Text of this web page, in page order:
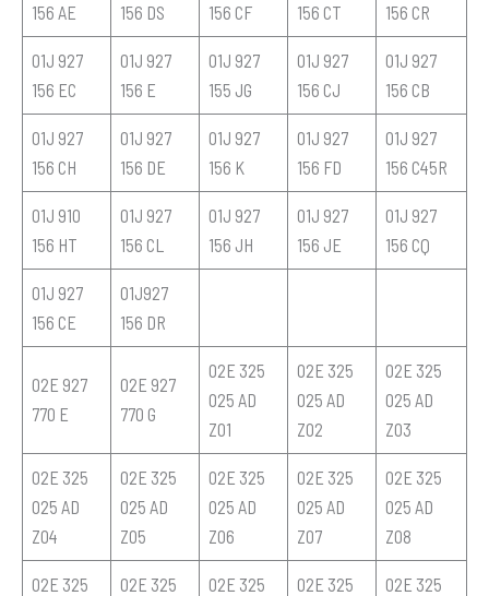
156 AE
156 DS
156 CF
156 CT
156 CR
01J 927
156 EC
01J 927
156 E
01J 927
155 JG
01J 927
156 CJ
01J 927
156 CB
01J 927
156 CH
01J 927
156 DE
01J 927
156 K
01J 927
156 FD
01J 927
156 C45R
01J 910
156 HT
01J 927
156 CL
01J 927
156 JH
01J 927
156 JE
01J 927
156 CQ
01J 927
156 CE
01J927
156 DR
02E 927
770 E
02E 927
770 G
02E 325
025 AD
Z01
02E 325
025 AD
Z02
02E 325
025 AD
Z03
02E 325
025 AD
Z04
02E 325
025 AD
Z05
02E 325
025 AD
Z06
02E 325
025 AD
Z07
02E 325
025 AD
Z08
02E 325 02E 325 02E 325 02E 325 02E 325